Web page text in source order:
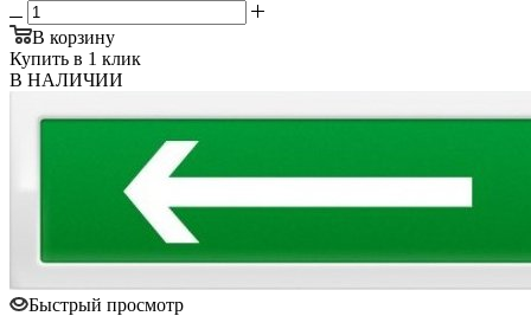
В корзину
Купить в 1 клик
В НАЛИЧИИ
Быстрый просмотр